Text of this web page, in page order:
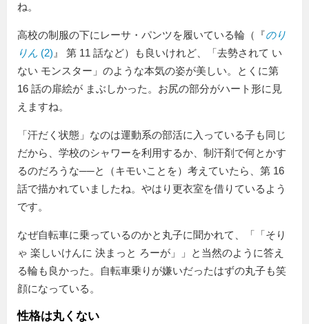
ね。
高校の制服の下にレーサ・パンツを履いている輪（『のり
りん (2) 』 第 11 話など）も良いけれど、
去勢されて い
ない モンスター
のような本気の姿が美しい。とくに第
16 話の扉絵が まぶしかった。お尻の部分がハート形に見
えますね。
汗だく状態
なのは運動系の部活に入っている子も同じ
だから、学校のシャワーを利用するか、制汗剤で何とかす
るのだろうな──と（キモいことを）考えていたら、第 16
話で描かれていましたね。やはり更衣室を借りているよう
です。
なぜ自転車に乗っているのかと丸子に聞かれて、「
そり
ゃ 楽しいけんに 決まっと ろーが
」と当然のように答え
る輪も良かった。自転車乗りが嫌いだったはずの丸子も笑
顔になっている。
性格は丸くない